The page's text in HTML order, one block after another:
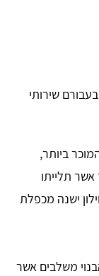
שירותי
ביותר,
אשר תלייתו
ישנה מכפלת
משלבים אשר